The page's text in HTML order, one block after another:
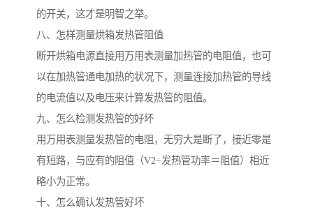
的开关，这才是明智之举。
八、怎样测量烘箱发热管阻值
断开烘箱电源直接用万用表测量加热管的电阻值，也可
以在加热管通电加热的状况下，测量连接加热管的导线
的电流值以及电压来计算发热管的阻值。
九、怎么检测发热管的好坏
用万用表测量发热管的电阻，无穷大是断了，接近零是
有短路，与应有的阻值（V2÷发热管功率＝阻值）相近
略小为正常。
十、怎么确认发热管好坏